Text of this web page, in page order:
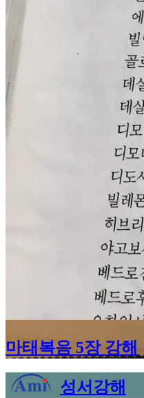
마태복음 5장 강해
성서강해